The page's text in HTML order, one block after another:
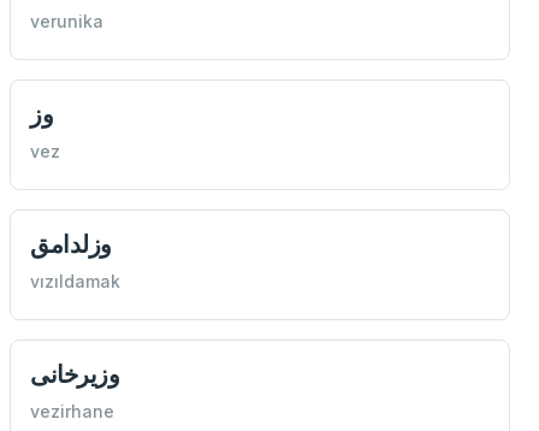
verunika
وز
vez
وزلدامق
vızıldamak
وزيرخانی
vezirhane